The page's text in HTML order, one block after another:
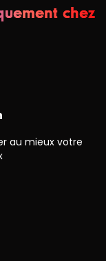
chez
au mieux votre